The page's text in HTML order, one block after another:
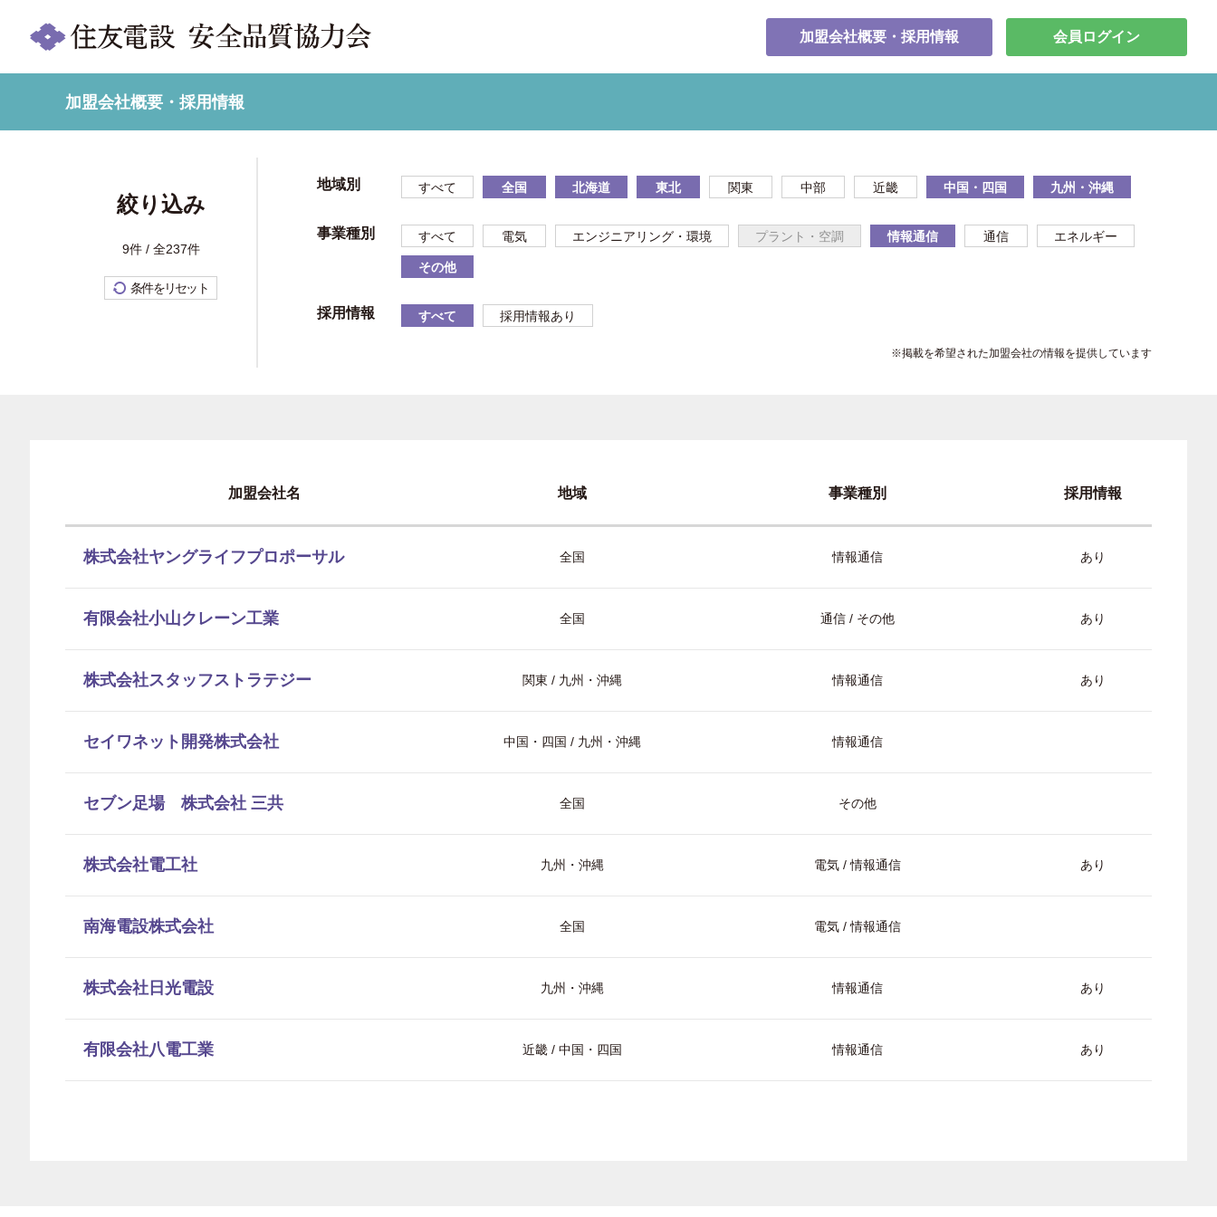
加盟会社概要・採用情報 会員ログイン
加盟会社概要・採用情報
絞り込み
9件 / 全237件
条件をリセット
地域別 すべて 全国 北海道 東北 関東 中部 近畿 中国・四国 九州・沖縄
事業種別 すべて 電気 エンジニアリング・環境 プラント・空調 情報通信 通信 エネルギー
その他
採用情報 すべて 採用情報あり
※掲載を希望された加盟会社の情報を提供しています
加盟会社名 地域 事業種別 採用情報
株式会社ヤングライフプロポーサル 全国 情報通信 あり
有限会社小山クレーン工業 全国 通信 / その他 あり
株式会社スタッフストラテジー 関東 / 九州・沖縄 情報通信 あり
セイワネット開発株式会社 中国・四国 / 九州・沖縄 情報通信
セブン足場 株式会社 三共 全国 その他
株式会社電工社 九州・沖縄 電気 / 情報通信 あり
南海電設株式会社 全国 電気 / 情報通信
株式会社日光電設 九州・沖縄 情報通信 あり
有限会社八電工業 近畿 / 中国・四国 情報通信 あり